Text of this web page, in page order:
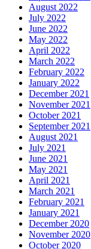
August 2022
July 2022
June 2022
May 2022
April 2022
March 2022
February 2022
January 2022
December 2021
November 2021
October 2021
September 2021
August 2021
July 2021
June 2021
May 2021
April 2021
March 2021
February 2021
January 2021
December 2020
November 2020
October 2020